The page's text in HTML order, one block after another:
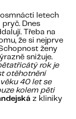
letech
Dnes
Třeba na
že si nejprve
ženy
snižuje.
rok je
otěhotnění
40 let se
kolem pěti
z kliniky